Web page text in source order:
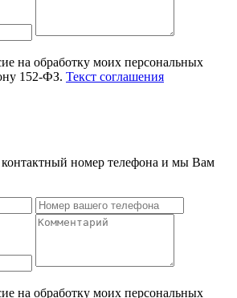
на обработку моих персональных
152-ФЗ. Текст соглашения
номер телефона и мы Вам
на обработку моих персональных